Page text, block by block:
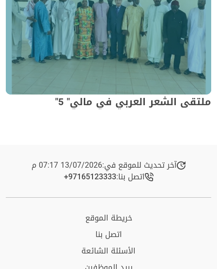
ملتقى الشعر العربي في مالي" 5"
آخر تحديث للموقع في:13/07/2026 07:17 م
اتصل بنا:+97165123333​
خريطة الموقع
اتصل بنا
الأسئلة الشائعة